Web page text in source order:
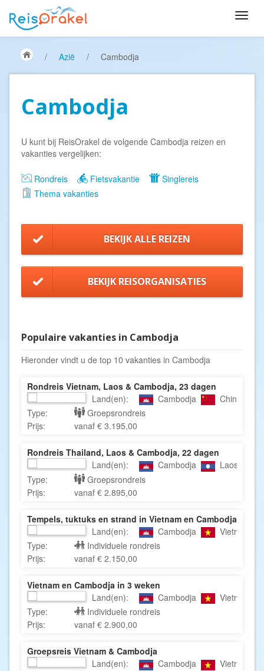
/ Azië / Cambodja
Cambodja
U kunt bij ReisOrakel de volgende Cambodja reizen en
vakanties vergelijken:
Rondreis Fietsvakantie
Singlereis
Thema vakanties
BEKIJK ALLE REIZEN
BEKIJK REISORGANISATIES
Populaire vakanties in Cambodja
Hieronder vindt u de top 10 vakanties in Cambodja
Rondreis Vietnam, Laos & Cambodja, 23 dagen
Land(en):
Cambodja China
Type:
Groepsrondreis
Prijs:
vanaf € 3.195,00
Rondreis Thailand, Laos & Cambodja, 22 dagen
Land(en):
Cambodja
Laos
Type:
Groepsrondreis
Prijs:
vanaf € 2.895,00
Tempels, tuktuks en strand in Vietnam en Cambodja
Land(en):
Cambodja
Vietnam
Type:
Individuele rondreis
Prijs:
vanaf € 2.150,00
Vietnam en Cambodja in 3 weken
Land(en):
Cambodja
Vietnam
Type:
Individuele rondreis
Prijs:
vanaf € 2.900,00
Groepsreis Vietnam & Cambodja
Land(en):
Cambodja
Vietnam